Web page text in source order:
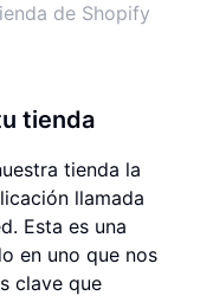
de Shopify
tienda
tienda la
llamada
Esta es una
en uno que nos
clave que